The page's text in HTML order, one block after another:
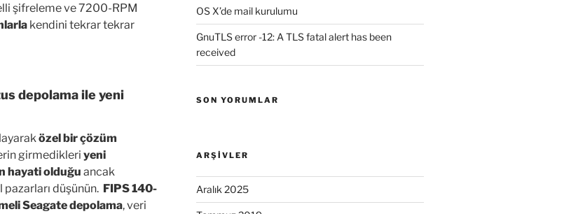
şifreleme ve 7200-RPM
kendini tekrar tekrar
depolama ile yeni
özel bir çözüm
girmedikleri yeni
hayati olduğu ancak
düşünün. FIPS 140-
Seagate depolama, veri
OS X’de mail kurulumu
GnuTLS error -12: A TLS fatal alert has been
received
SON YORUMLAR
ARŞIVLER
Aralık 2025